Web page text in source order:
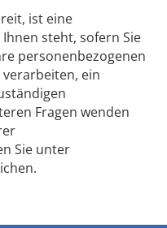
ist eine
steht, sofern Sie
personenbezogenen
ein
Fragen wenden
Sie unter